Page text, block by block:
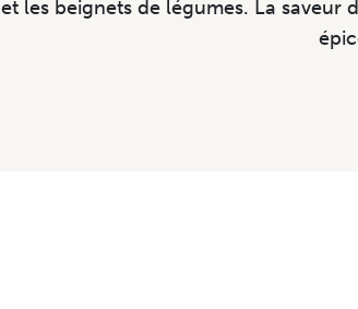
et les beignets de légumes. La saveur